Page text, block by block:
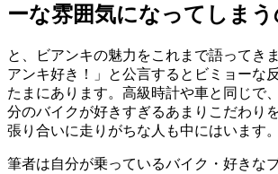
ーな雰囲気になってしまう
と、ビアンキの魅力をこれまで語ってき
アンキ好き！」と公言するとビミョーな
たまにあります。高級時計や車と同じで
分のバイクが好きすぎるあまりこだわり
張り合いに走りがちな人も中にはいます。
筆者は自分が乗っているバイク・好きな